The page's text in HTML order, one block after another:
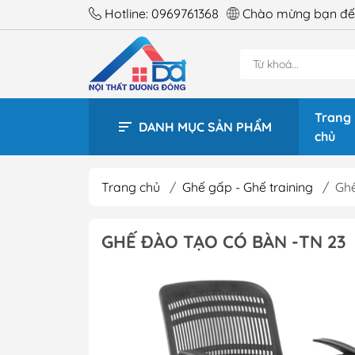
Hotline: 0969761368 Chào mừng bạn
DANH MỤC SẢN PHẨM
Trang
chủ
BÀN
Trang chủ / Ghế gấp - Ghế training /
GHẾ ĐÀO TẠO CÓ BÀN -TN 23